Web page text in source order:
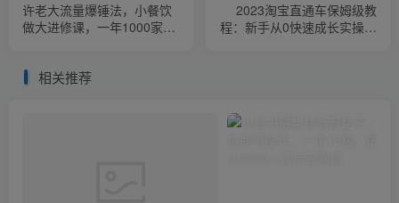
许老大流量爆锤法，小餐饮
做大进修课，一年1000家店
2023淘宝直通车保姆级教
程：新手从0快速成长实操，
相关推荐